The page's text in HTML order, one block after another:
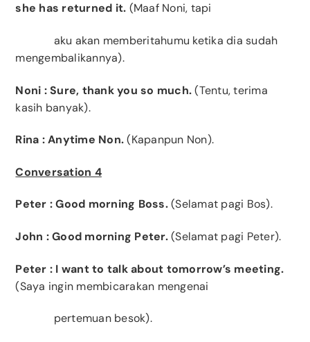
she has returned it. (Maaf Noni, tapi
aku akan memberitahumu ketika dia sudah
mengembalikannya).
Noni : Sure, thank you so much.(Tentu, terima
kasih banyak).
Rina : Anytime Non.(Kapanpun Non).
Conversation 4
Peter : Good morning Boss.(Selamat pagi Bos).
John : Good morning Peter.(Selamat pagi Peter).
Peter : I want to talk about tomorrow’s meeting.
(Saya ingin membicarakan mengenai
pertemuan besok).